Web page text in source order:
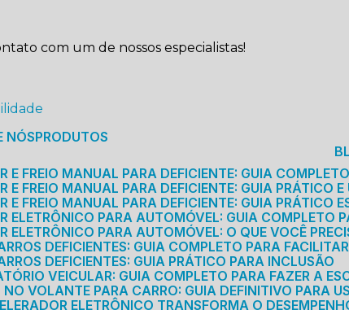
com um de nossos especialistas!
NÓS
PRODUTOS
E FREIO MANUAL PARA DEFICIENTE: GUIA COMPLETO
E FREIO MANUAL PARA DEFICIENTE: GUIA PRÁTICO E
E FREIO MANUAL PARA DEFICIENTE: GUIA PRÁTICO
ELETRÔNICO PARA AUTOMÓVEL: GUIA COMPLETO
ELETRÔNICO PARA AUTOMÓVEL: O QUE VOCÊ
DEFICIENTES: GUIA COMPLETO PARA
DEFICIENTES: GUIA PRÁTICO PARA INCLUSÃO
VEICULAR: GUIA COMPLETO PARA FAZER A
NO VOLANTE PARA CARRO: GUIA DEFINITIVO PARA
ELETRÔNICO TRANSFORMA O